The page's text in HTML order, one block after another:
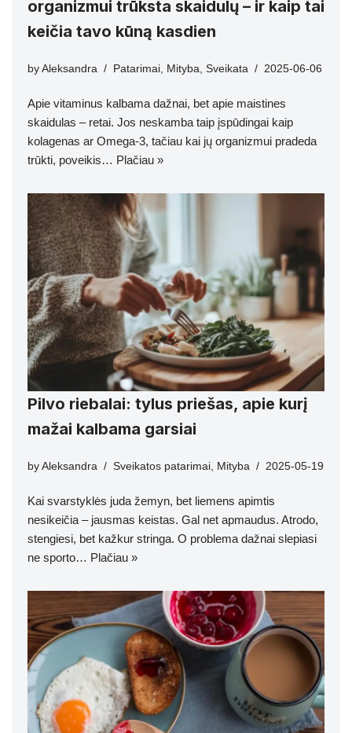
organizmui trūksta skaidulų – ir kaip tai
keičia tavo kūną kasdien
by Aleksandra Patarimai, Mityba, Sveikata 2025-06-06
Apie vitaminus kalbama dažnai, bet apie maistines
skaidulas – retai. Jos neskamba taip įspūdingai kaip
kolagenas ar Omega-3, tačiau kai jų organizmui pradeda
trūkti, poveikis… Plačiau »
Pilvo riebalai: tylus priešas, apie kurį
mažai kalbama garsiai
by Aleksandra Sveikatos patarimai, Mityba 2025-05-19
Kai svarstyklės juda žemyn, bet liemens apimtis
nesikeičia – jausmas keistas. Gal net apmaudus. Atrodo,
stengiesi, bet kažkur stringa. O problema dažnai slepiasi
ne sporto… Plačiau »